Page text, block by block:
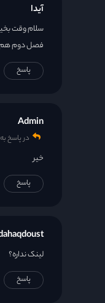
آیدا
سلام وقت
فصل دوم هم
پاسخ
Admin
در پاسخ به
خیر
پاسخ
لینک نداره؟
پاسخ